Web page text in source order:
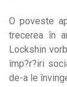
O poveste
trecerea în
Lockshin
împ?r?iri
de-a le